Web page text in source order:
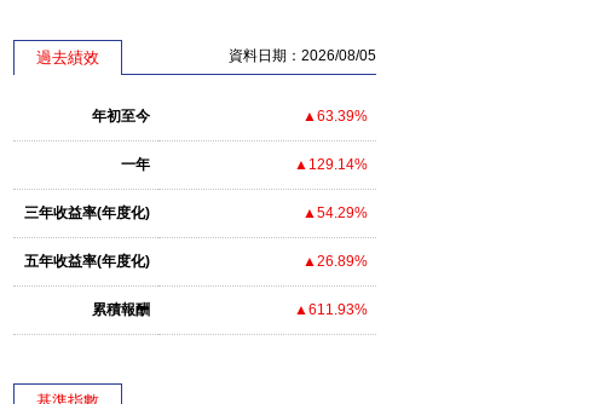
過去績效 資料日期：2026/08/05
年初至今 ▲63.39%
一年 ▲129.14%
三年收益率(年度化) ▲54.29%
五年收益率(年度化) ▲26.89%
累積報酬 ▲611.93%